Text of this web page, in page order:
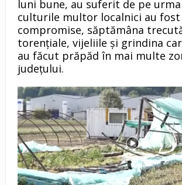
luni bune, au suferit de pe
culturile multor localnici au fost
compromise, săptămâna
torențiale, vijeliile și grindina
au făcut prăpăd în mai multe
județului.